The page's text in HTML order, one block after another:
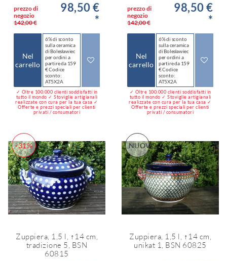
prezzo di
negozio
142,00 €
98,50 €
*
Nel
carrello
6% di sconto
sulla ceramica
di Bolesławiec
per ordini a
partire da 159
€ Codice
sconto:
AT5X2A
✓ Oltre 100.000 clienti soddisfatti in
tutto il mondo ✓ Stoviglie artigianali
realizzate con cura per la tua casa ✓
Offerte e prezzi speciali per clienti
privati / consumatori
prezzo di
negozio
142,00 €
98,50 €
*
Nel
carrello
6% di sconto
sulla ceramica
di Bolesławiec
per ordini a
partire da 159
€ Codice
sconto:
AT5X2A
✓ Oltre 100.000 clienti soddisfatti in
tutto il mondo ✓ Stoviglie artigianali
realizzate con cura per la tua casa ✓
Offerte e prezzi speciali per clienti
privati / consumatori
-31%
Zuppiera, 1,5 l, ↑14 cm,
tradizione 5, BSN
60815
NUOVO
Zuppiera, 1,5 l, ↑14 cm,
unikat 1, BSN 60825